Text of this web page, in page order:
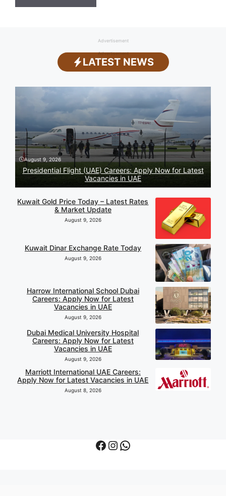
Advertisement
Advertisement
LATEST NEWS
August 9, 2026
Presidential Flight (UAE) Careers: Apply Now for Latest
Vacancies in UAE
Kuwait Gold Price Today – Latest Rates
& Market Update
August 9, 2026
Kuwait Dinar Exchange Rate Today
August 9, 2026
Harrow International School Dubai
Careers: Apply Now for Latest
Vacancies in UAE
August 9, 2026
Dubai Medical University Hospital
Careers: Apply Now for Latest
Vacancies in UAE
August 9, 2026
Marriott International UAE Careers:
Apply Now for Latest Vacancies in UAE
August 8, 2026
Facebook Instagram WhatsApp